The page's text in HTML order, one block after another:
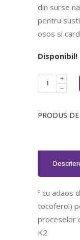
din surse
pentru
osos si
Disponibil!
PRODUS
º cu adaos
tocoferol)
proceselor
K2